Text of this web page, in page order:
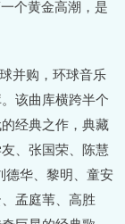
个黄金高潮，是
并购，环球音乐
该曲库横跨半个
经典之作，典藏
、张国荣、陈慧
德华、黎明、童安
孟庭苇、高胜